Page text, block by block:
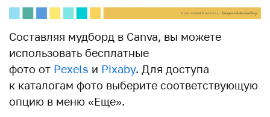
Составляя мудборд в Canva, вы можете
использовать бесплатные
фото от Pexels и Pixaby. Для доступа
к каталогам фото выберите соответствующую
опцию в меню «Еще».